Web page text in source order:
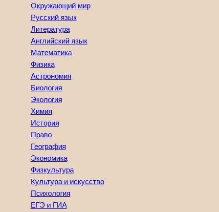
Окружающий мир
Русский язык
Литература
Английский язык
Математика
Физика
Астрономия
Биология
Экология
Химия
История
Право
География
Экономика
Физкультура
Культура и искусство
Психология
ЕГЭ и ГИА